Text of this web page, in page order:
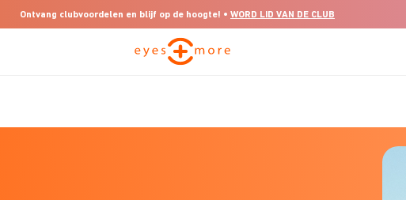
Ontvang clubvoordelen en blijf op de hoogte! • WORD LID VAN DE CLUB